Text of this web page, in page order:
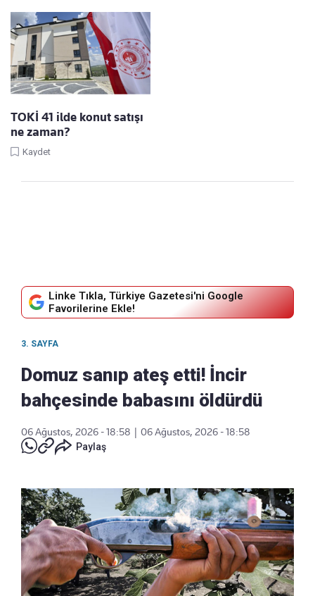
TOKİ 41 ilde konut satışı
ne zaman?
Kaydet
Linke Tıkla, Türkiye Gazetesi'ni Google
Favorilerine Ekle!
3. SAYFA
Domuz sanıp ateş etti! İncir
bahçesinde babasını öldürdü
06 Ağustos, 2026 - 18:58
06 Ağustos, 2026 - 18:58
Paylaş